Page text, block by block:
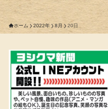
ホーム 2022年 8月 20日